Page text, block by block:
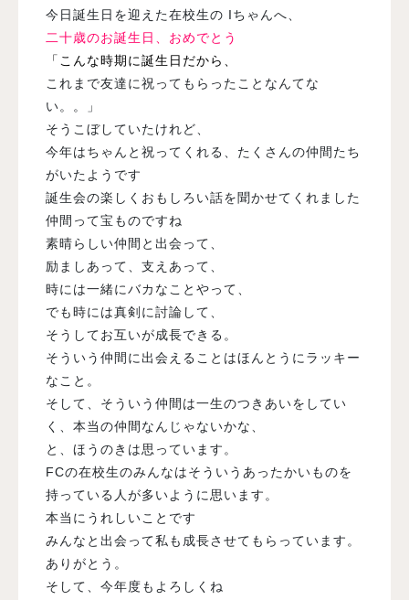
今日誕生日を迎えた在校生の Iちゃんへ、
二十歳のお誕生日、おめでとう
「こんな時期に誕生日だから、
これまで友達に祝ってもらったことなんてな
い。。」
そうこぼしていたけれど、
今年はちゃんと祝ってくれる、たくさんの仲間たち
がいたようです
誕生会の楽しくおもしろい話を聞かせてくれました
仲間って宝ものですね
素晴らしい仲間と出会って、
励ましあって、支えあって、
時には一緒にバカなことやって、
でも時には真剣に討論して、
そうしてお互いが成長できる。
そういう仲間に出会えることはほんとうにラッキー
なこと。
そして、そういう仲間は一生のつきあいをしてい
く、本当の仲間なんじゃないかな、
と、ほうのきは思っています。
FCの在校生のみんなはそういうあったかいものを
持っている人が多いように思います。
本当にうれしいことです
みんなと出会って私も成長させてもらっています。
ありがとう。
そして、今年度もよろしくね